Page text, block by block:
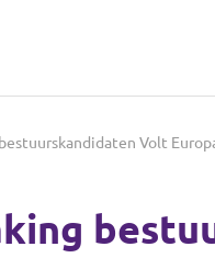
gemeenten
Volt